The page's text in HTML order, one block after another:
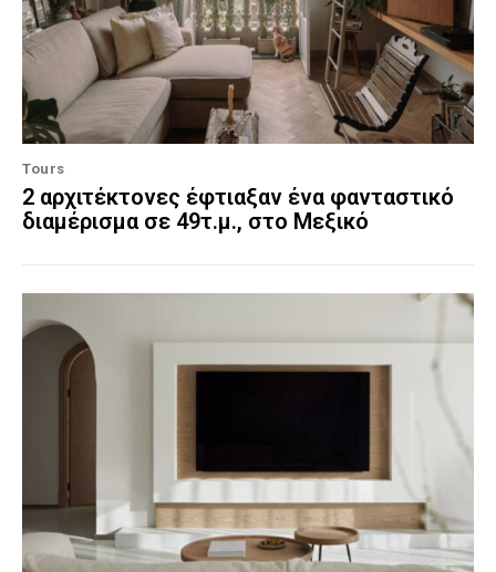
Tours
2 αρχιτέκτονες έφτιαξαν ένα φανταστικό
διαμέρισμα σε 49τ.μ., στο Μεξικό